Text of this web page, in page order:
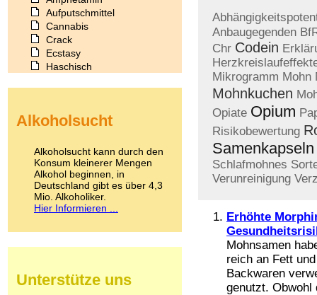
Anbaugegenden
Chr Codein
Mikrogramm Mohn
Mohnkuchen
Opiate Opium
Risikobewertung
Samenkapseln
Schlafmohnes
Verunreinigung
Erhöhte
Mohnsamen
reich an Fett
Backwaren
genutzt. Obwohl
Aufputschmittel
Cannabis
Crack
Ecstasy
Haschisch
Kokain
LSD
Marihuana
Medikamente
Meskalin
Metamphetamin
Methadon
Pilze
Alkoholsucht
Alkoholsucht kann durch den
Konsum kleinerer Mengen
Alkohol beginnen, in
Deutschland gibt es über 4,3
Mio. Alkoholiker.
Hier Informieren ...
Unterstütze uns